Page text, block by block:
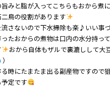
みと脂が入ってこちらもおから煮
二鳥の役割があります
流さないので下水掃除も楽♪いい事
たおからの煮物は口内の水分持っ
おから自体もザルで裏漉しして大
）
時にたまたま出る副産物ですので
定です